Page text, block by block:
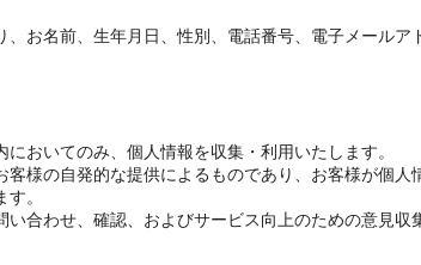
お名前、生年月日、性別、電話番号、電子メール
おいてのみ、個人情報を収集・利用いたします。
様の自発的な提供によるものであり、お客様が個
。
い合わせ、確認、およびサービス向上のための意見収